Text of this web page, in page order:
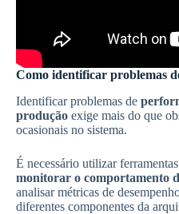
Como identificar problemas
Identificar problemas de
produção exige mais do que
ocasionais no sistema.
É necessário utilizar
monitorar o comportamento
analisar métricas de
diferentes componentes da